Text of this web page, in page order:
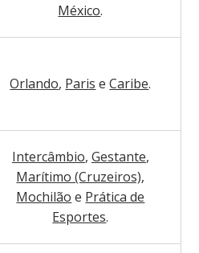
México.
Orlando, Paris e Caribe.
Intercâmbio, Gestante,
Marítimo (Cruzeiros),
Mochilão e Prática de
Esportes.